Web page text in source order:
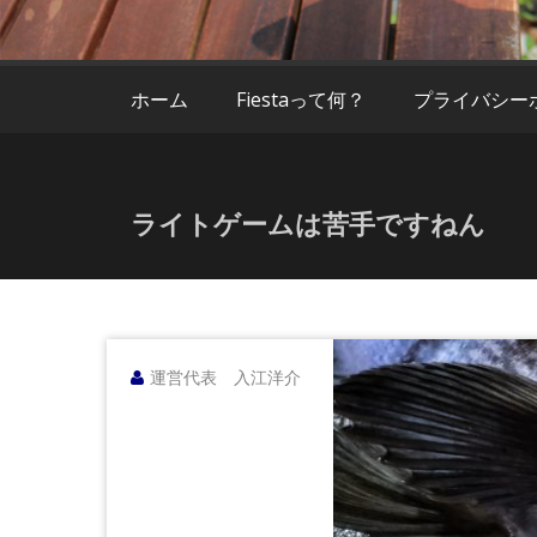
Fiesta
ホーム Fiestaって何？ プライバシー
ライトゲームは苦手ですねん
運営代表 入江洋介